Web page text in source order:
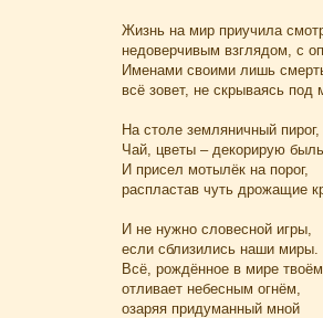
Жизнь на мир приучила
недоверчивым взглядом, с
Именами своими лишь
всё зовет, не скрываясь под
На столе земляничный пирог,
Чай, цветы – декорирую
И присел мотылёк на порог,
распластав чуть дрожащие
И не нужно словесной игры,
если сблизились наши миры.
Всё, рождённое в мире
отливает небесным огнём,
озаряя придуманный мной